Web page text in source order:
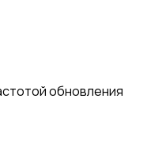
обновления